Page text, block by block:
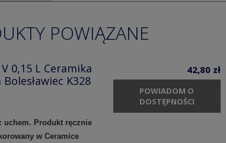
POWIĄZANE
0,15 L Ceramika
K328
uchem. Produkt ręcznie
w Ceramice
42,80 zł
POWIADOM O
DOSTĘPNOŚCI